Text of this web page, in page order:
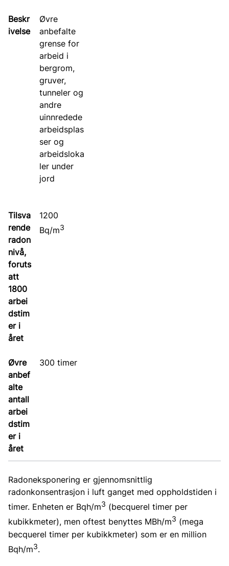
Øvre
anbefalte
grense for
arbeid i
bergrom,
gruver,
tunneler og
andre
uinnredede
arbeidsplas
ser og
arbeidsloka
ler under
jord
1200
Bq/m3
300 timer
Radoneksponering er gjennomsnittlig
radonkonsentrasjon i luft ganget med oppholdstiden i
timer. Enheten er Bqh/m3 (becquerel timer per
kubikkmeter), men oftest benyttes MBh/m3 (mega
becquerel timer per kubikkmeter) som er en million
Bqh/m3.